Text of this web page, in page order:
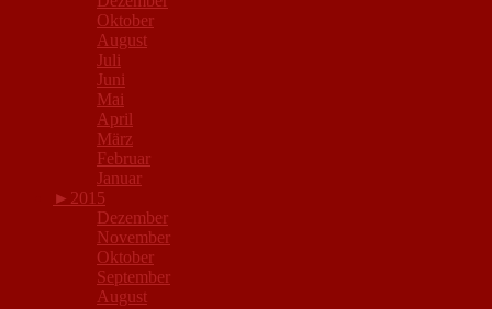
Oktober
August
Juli
Juni
Mai
April
März
Februar
Januar
► 2015
Dezember
November
Oktober
September
August